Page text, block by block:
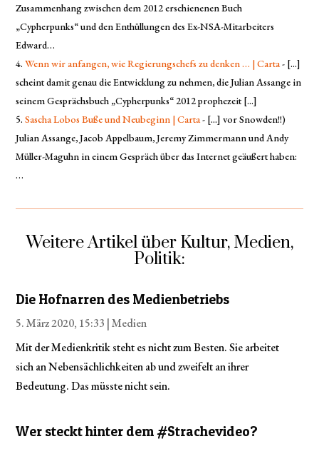
Zusammenhang zwischen dem 2012 erschienenen Buch
„Cypherpunks“ und den Enthüllungen des Ex-NSA-Mitarbeiters
Edward…
Wenn wir anfangen, wie Regierungschefs zu denken … | Carta- [...]
scheint damit genau die Entwicklung zu nehmen, die Julian Assange in
seinem Gesprächsbuch „Cypherpunks“ 2012 prophezeit [...]
Sascha Lobos Buße und Neubeginn | Carta- [...] vor Snowden!!)
Julian Assange, Jacob Appelbaum, Jeremy Zimmermann und Andy
Müller-Maguhn in einem Gespräch über das Internet geäußert haben:
…
Weitere Artikel über Kultur, Medien,
Politik:
Die Hofnarren des Medienbetriebs
5. März 2020, 15:33 |Medien
Mit der Medienkritik steht es nicht zum Besten. Sie arbeitet
sich an Nebensächlichkeiten ab und zweifelt an ihrer
Bedeutung. Das müsste nicht sein.
Wer steckt hinter dem #Strachevideo?